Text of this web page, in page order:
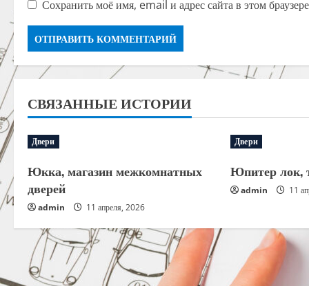
Сохранить моё имя, email и адрес сайта в этом
СВЯЗАННЫЕ ИСТОРИИ
Двери
Юкка, магазин межкомнатных
дверей
admin 11 апреля, 2026
Двери
Юпитер лок,
admin 11